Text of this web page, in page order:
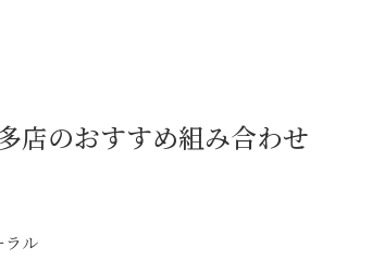
店のおすすめ組み合わせ
ル